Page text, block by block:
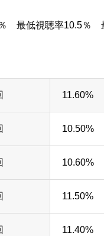
％ 最低視聴率10.5％
11.60%
10.50%
10.60%
11.50%
11.40%